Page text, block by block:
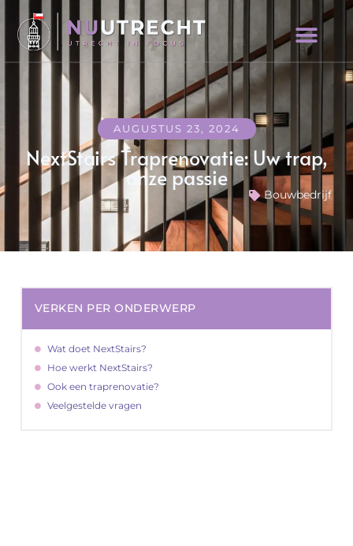
AUGUSTUS 23, 2024
NextStairs Traprenovatie: Uw trap,
onze passie
Bouwbedrijf
VERKEN PER ONDERWERP
Wat doet NextStairs?
Hoe werkt NextStairs?
Ook een traprenovatie?
Veelgestelde vragen